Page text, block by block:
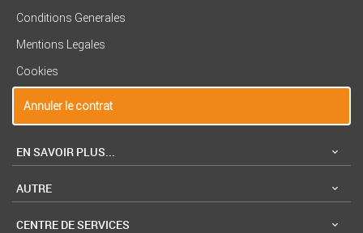
Conditions Generales
Mentions Legales
Cookies
Annuler le contrat
EN SAVOIR PLUS...
AUTRE
CENTRE DE SERVICES